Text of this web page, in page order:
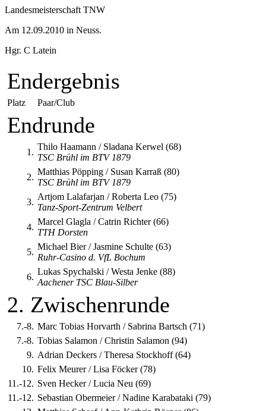
Landesmeisterschaft TNW
Am 12.09.2010 in Neuss.
Hgr. C Latein
Endergebnis
Platz Paar/Club
Endrunde
1.
Thilo Haamann / Sladana Kerwel (68)
TSC Brühl im BTV 1879
2.
Matthias Pöpping / Susan Karraß (80)
TSC Brühl im BTV 1879
3.
Artjom Lalafarjan / Roberta Leo (75)
Tanz-Sport-Zentrum Velbert
4.
Marcel Glagla / Catrin Richter (66)
TTH Dorsten
5.
Michael Bier / Jasmine Schulte (63)
Ruhr-Casino d. VfL Bochum
6.
Lukas Spychalski / Westa Jenke (88)
Aachener TSC Blau-Silber
2. Zwischenrunde
7.-8. Marc Tobias Horvarth / Sabrina Bartsch (71)
7.-8. Tobias Salamon / Christin Salamon (94)
9. Adrian Deckers / Theresa Stockhoff (64)
10. Felix Meurer / Lisa Föcker (78)
11.-12. Sven Hecker / Lucia Neu (69)
11.-12. Sebastian Obermeier / Nadine Karabataki (79)